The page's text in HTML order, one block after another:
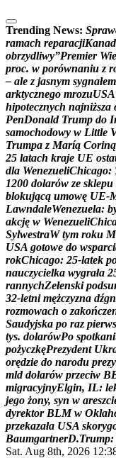
Trending News: Spraw
ramach reparacjiKanad
obrzydliwy”Premier Wie
proc. w porównaniu z r
– ale z jasnym sygnałem
arktycznego mrozuUSA
hipotecznych najniższa
PenDonald Trump do I
samochodowy w Little
Trumpa z Maríą Coriną
25 latach kraje UE osta
dla WenezueliChicago:
1200 dolarów ze sklepu
blokującą umowę UE-
LawndaleWenezuela: b
akcję w WenezueliChic
SylwestraW tym roku M
USA gotowe do wsparci
rokChicago: 25-latek p
nauczycielka wygrała 2
rannychZełenski podsu
32-letni mężczyzna dźgn
rozmowach o zakończe
Saudyjska po raz pierws
tys. dolarówPo spotkani
pożyczkęPrezydent Ukr
orędzie do narodu prezy
mld dolarów przeciw B
migracyjnyElgin, IL: le
jego żony, syn w areszci
dyrektor BLM w Oklah
przekazała USA skoryg
BaumgartnerD.Trump:
Sat. Aug 8th, 2026